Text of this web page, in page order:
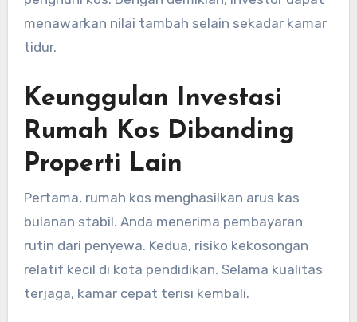
menawarkan nilai tambah selain sekadar kamar
tidur.
Keunggulan Investasi
Rumah Kos Dibanding
Properti Lain
Pertama, rumah kos menghasilkan arus kas
bulanan stabil. Anda menerima pembayaran
rutin dari penyewa. Kedua, risiko kekosongan
relatif kecil di kota pendidikan. Selama kualitas
terjaga, kamar cepat terisi kembali.